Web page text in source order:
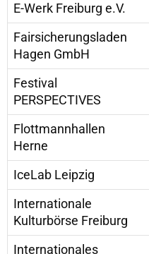
E-Werk Freiburg e.V.
Fairsicherungsladen
Hagen GmbH
Festival
PERSPECTIVES
Flottmannhallen
Herne
IceLab Leipzig
Internationale
Kulturbörse Freiburg
Internationales